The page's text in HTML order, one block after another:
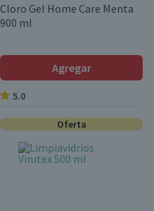
Cloro Gel Home Care Menta
900 ml
Agregar
5.0
Oferta